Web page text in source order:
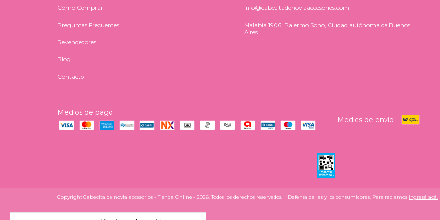
Cómo Comprar
Preguntas Frecuentes
Revendedores
Blog
Contacto
info@cabecitadenoviaaccesorios.com
Malabia 1906, Palermo Soho, Ciudad autónoma de Buenos
Aires
Medios de pago
Medios de envío
Copyright Cabecita de novia accesorios - Tienda Online - 2026. Todos los derechos reservados. Defensa de las y los consumidores. Para reclamos ingresá acá.